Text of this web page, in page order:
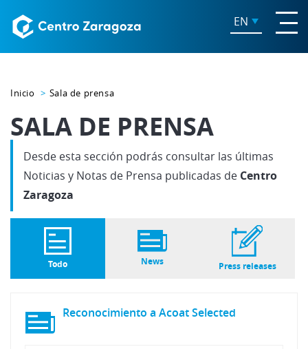
EN
Inicio Sala de prensa
SALA DE PRENSA
Desde esta sección podrás consultar las últimas
Noticias y Notas de Prensa publicadas de Centro
Zaragoza
Todo News Press releases
Reconocimiento a AcoatSelected